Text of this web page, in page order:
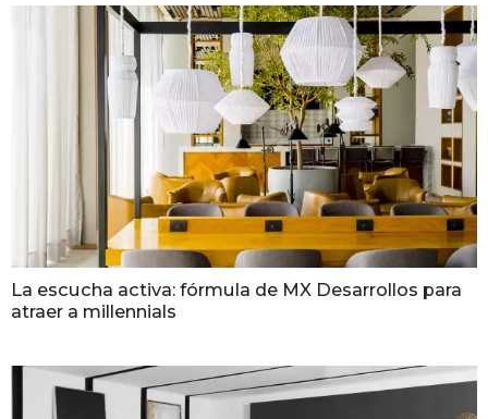
La escucha activa: fórmula de MX Desarrollos para
atraer a millennials